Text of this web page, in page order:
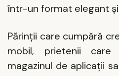
într-un format elegant
Părinții care cumpără
mobil, prietenii
magazinul de aplicații